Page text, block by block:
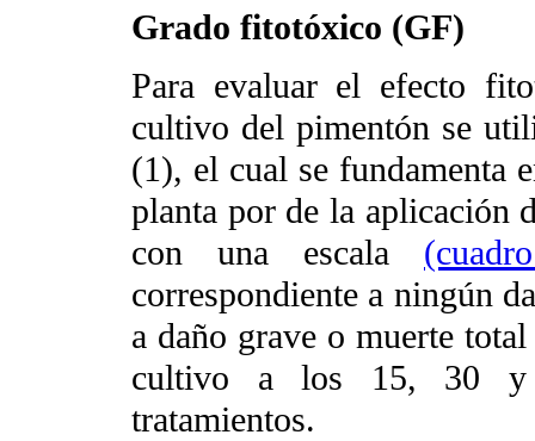
Grado fitotóxico (GF)
Para evaluar el efecto
cultivo del pimentón se
(1), el cual se fundamenta
planta por de la aplicación
con una escala
correspondiente a ningún
a daño grave o muerte
cultivo a los 15, 30 y
tratamientos.